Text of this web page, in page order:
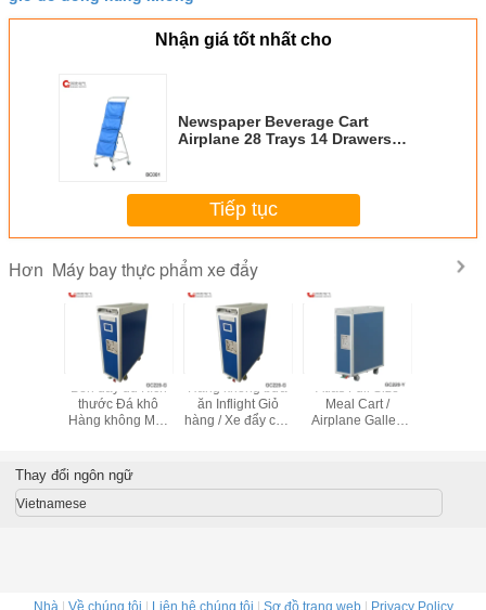
Nhận giá tốt nhất cho
Newspaper Beverage Cart
Airplane 28 Trays 14 Drawers
Tiếp tục
Hơn Máy bay thực phẩm xe đẩy
Bền đầy đủ Kích
thước Đá khô
Hàng không Máy
ăn
Hàng không bữa
ăn Inflight Giỏ
hàng / Xe đẩy cho
Atlas Full Size
Meal Cart /
Airplane Galley
Thay đổi ngôn ngữ
Vietnamese
Nhà | Về chúng tôi | Liên hệ chúng tôi | Sơ đồ trang web| Privacy Policy